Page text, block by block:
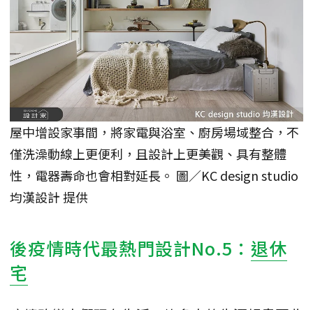
屋中增設家事間，將家電與浴室、廚房場域整合，不
僅洗澡動線上更便利，且設計上更美觀、具有整體
性，電器壽命也會相對延長。 圖／KC design studio
均漢設計 提供
後疫情時代最熱門設計No.5： 退休
宅